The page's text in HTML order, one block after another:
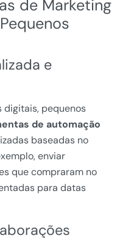
de Marketing
e
digitais, pequenos
de automação
baseadas no
enviar
que compraram no
para datas